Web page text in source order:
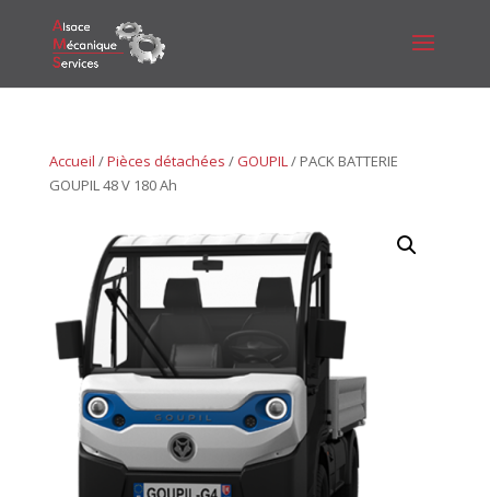
Accueil /Pièces détachées /GOUPIL/ PACK BATTERIE
GOUPIL 48 V 180 Ah